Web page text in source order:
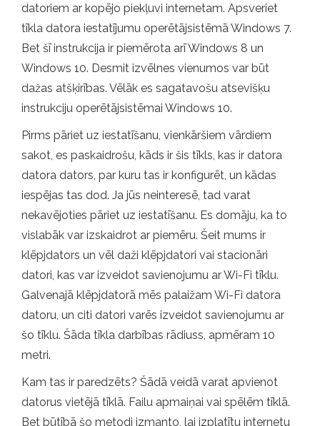
datoriem ar kopējo piekļuvi internetam. Apsveriet
tīkla datora iestatījumu operētājsistēmā Windows 7.
Bet šī instrukcija ir piemērota arī Windows 8 un
Windows 10. Desmit izvēlnes vienumos var būt
dažas atšķirības. Vēlāk es sagatavošu atsevišķu
instrukciju operētājsistēmai Windows 10.
Pirms pāriet uz iestatīšanu, vienkāršiem vārdiem
sakot, es paskaidrošu, kāds ir šis tīkls, kas ir datora
datora dators, par kuru tas ir konfigurēt, un kādas
iespējas tas dod. Ja jūs neinteresē, tad varat
nekavējoties pāriet uz iestatīšanu. Es domāju, ka to
vislabāk var izskaidrot ar piemēru. Šeit mums ir
klēpjdators un vēl daži klēpjdatori vai stacionāri
datori, kas var izveidot savienojumu ar Wi-Fi tīklu.
Galvenajā klēpjdatorā mēs palaižam Wi-Fi datora
datoru, un citi datori varēs izveidot savienojumu ar
šo tīklu. Šāda tīkla darbības rādiuss, apmēram 10
metri.
Kam tas ir paredzēts? Šādā veidā varat apvienot
datorus vietējā tīklā. Failu apmaiņai vai spēlēm tīklā.
Bet būtībā šo metodi izmanto, lai izplatītu internetu